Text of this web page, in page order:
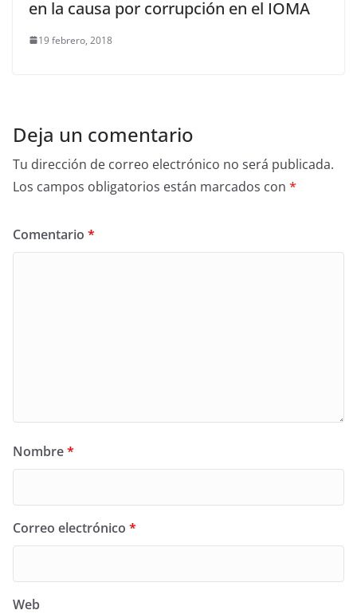
en la causa por corrupción en el IOMA
19 febrero, 2018
Deja un comentario
Tu dirección de correo electrónico no será publicada.
Los campos obligatorios están marcados con *
Comentario *
Nombre*
Correo electrónico *
Web